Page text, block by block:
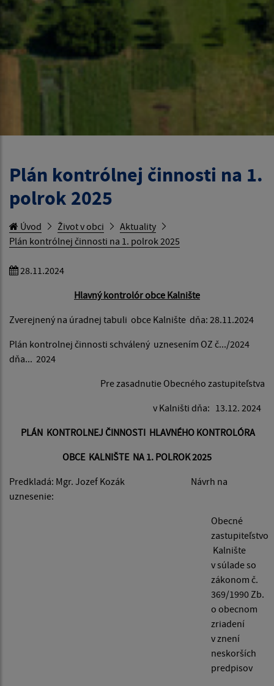
Plán kontrólnej činnosti na 1.
polrok 2025
Úvod Život v obci
Aktuality
Plán kontrólnej činnosti na 1. polrok 2025
28.11.2024
Hlavný kontrolór obce Kalnište
Zverejnený na úradnej tabuli obce Kalnište dňa: 28.11.2024
Plán kontrolnej činnosti schválený uznesením OZ č.../2024
dňa... 2024
Pre zasadnutie Obecného zastupiteľstva
v Kalništi dňa: 13.12. 2024
PLÁN KONTROLNEJ ČINNOSTI HLAVNÉHO KONTROLÓRA
OBCE KALNIŠTE NA 1. POLROK 2025
Predkladá: Mgr. Jozef Kozák Návrh na
uznesenie:
Obecné
zastupiteľstvo
Kalnište
v súlade so
zákonom č.
369/1990 Zb.
o obecnom
zriadení
v znení
neskorších
predpisov